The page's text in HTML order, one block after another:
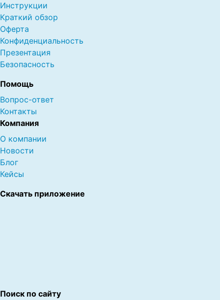
Инструкции
Краткий обзор
Оферта
Конфиденциальность
Презентация
Безопасность
Помощь
Вопрос-ответ
Контакты
Компания
О компании
Новости
Блог
Кейсы
Скачать приложение
Поиск по сайту